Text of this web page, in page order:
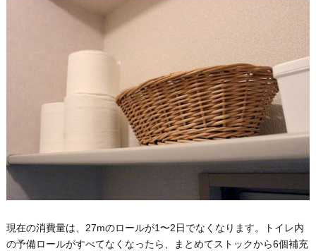
現在の消費量は、27mのロールが1〜2日でなくなります。トイレ内
の予備ロールがすべてなくなったら、まとめてストックから6個補充